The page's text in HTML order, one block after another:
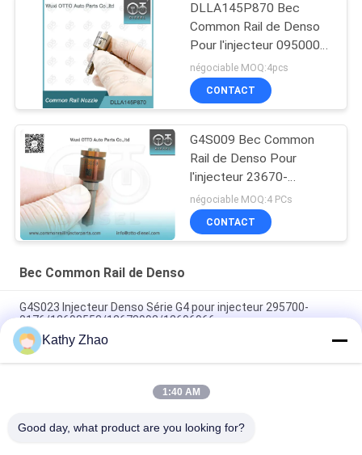
DLLA145P870 Bec
Common Rail de Denso
Pour l'injecteur 095000-
560# 1465A041
négociable MOQ:4pcs
CONTACT
G4S009 Bec Common
Rail de Denso Pour
l'injecteur 23670-
0E010/09420
négociable MOQ:4 PCs
CONTACT
Bec Common Rail de Denso
G4S023 Injecteur Denso Série G4 pour injecteur 295700-
0176/12698552/12678992/12696966
Gicleur de pompe à injection Common Rail Diesel G4S025 pour
injecteur Denso
Buse d'injection de carburant G4S018 pour injecteur de
Kathy Zhao
1:40 AM
Good day, what product are you looking for?